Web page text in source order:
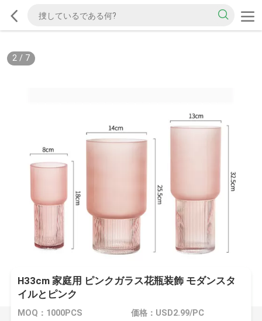
2/ 7
H33cm 家庭用 ピンクガラス花瓶装飾 モダンスタ
イルとピンク
MOQ：1000PCS 価格：USD2.99/PC